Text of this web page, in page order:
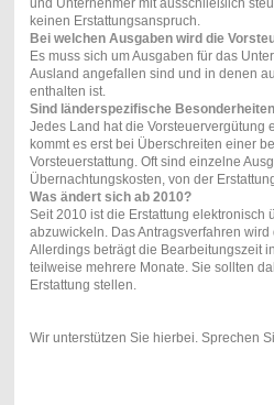
und Unternehmer mit ausschließlich
keinen Erstattungsanspruch.
Bei welchen Ausgaben wird die
Es muss sich um Ausgaben für das
Ausland angefallen sind und in denen
enthalten ist.
Sind länderspezifische
Jedes Land hat die Vorsteuervergütung
kommt es erst bei Überschreiten einer
Vorsteuerstattung. Oft sind einzelne
Übernachtungskosten, von der
Was ändert sich ab 2010?
Seit 2010 ist die Erstattung elektronisch
abzuwickeln. Das Antragsverfahren
Allerdings beträgt die Bearbeitungszeit
teilweise mehrere Monate. Sie sollten
Erstattung stellen.
Wir unterstützen Sie hierbei. Sprechen